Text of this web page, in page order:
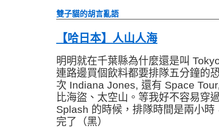
雙子貓的胡言亂語
【哈日本】人山人海
明明就在千葉縣為什麼還是叫
連路邊買個飲料都要排隊五分鐘的
次 Indiana Jones, 還有 Space
比海盜、太空山。等我好不容易穿
Splash 的時候，排隊時間是兩小
完了（黑）